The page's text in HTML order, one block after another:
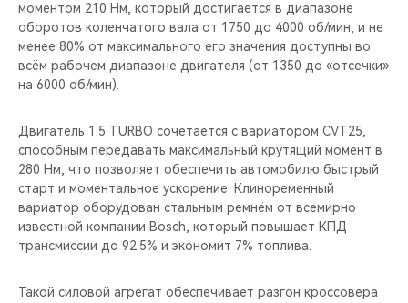
моментом 210 Нм, который достигается в диапазоне
оборотов коленчатого вала от 1750 до 4000 об/мин, и не
менее 80% от максимального его значения доступны во
всём рабочем диапазоне двигателя (от 1350 до «отсечки»
на 6000 об/мин).
Двигатель 1.5 TURBO сочетается с вариатором CVT25,
способным передавать максимальный крутящий момент в
280 Нм, что позволяет обеспечить автомобилю быстрый
старт и моментальное ускорение. Клиноременный
вариатор оборудован стальным ремнём от всемирно
известной компании Bosch, который повышает КПД
трансмиссии до 92.5% и экономит 7% топлива.
Такой силовой агрегат обеспечивает разгон кроссовера